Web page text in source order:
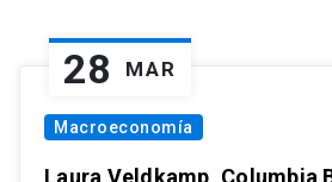
28 MAR
Macroeconomía
Laura Veldkamp, Columbia